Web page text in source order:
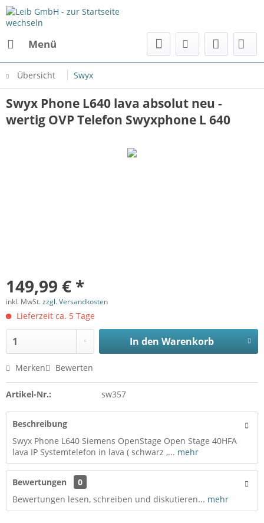
Menü
Übersicht Swyx
Swyx Phone L640 lava absolut neu -
wertig OVP Telefon Swyxphone L 640
149,99 € *
inkl. MwSt.zzgl. Versandkosten
Lieferzeit ca. 5 Tage
In den Warenkorb
Merken Bewerten
Artikel-Nr.: sw357
Beschreibung
Swyx Phone L640 Siemens OpenStage Open Stage 40HFA
lava IP Systemtelefon in lava ( schwarz ,... mehr
Bewertungen
0
Bewertungen lesen, schreiben und diskutieren... mehr